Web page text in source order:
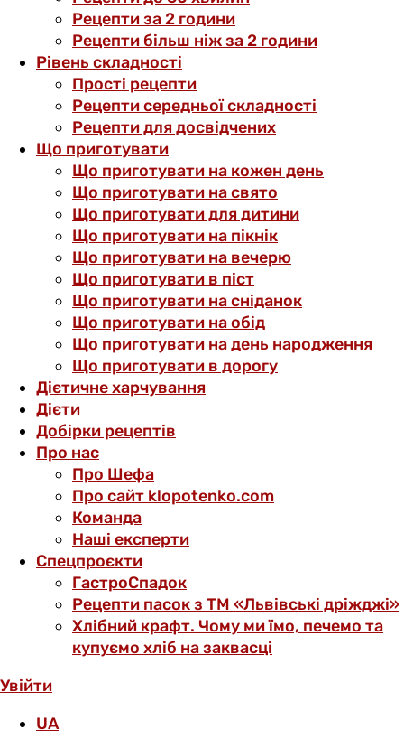
Рецепти за 2 години
Рецепти більш ніж за 2 години
Рівень складності
Прості рецепти
Рецепти середньої складності
Рецепти для досвідчених
Що приготувати
Що приготувати на кожен день
Що приготувати на свято
Що приготувати для дитини
Що приготувати на пікнік
Що приготувати на вечерю
Що приготувати в піст
Що приготувати на сніданок
Що приготувати на обід
Що приготувати на день народження
Що приготувати в дорогу
Дієтичне харчування
Дієти
Добірки рецептів
Про нас
Про Шефа
Про сайт klopotenko.com
Команда
Наші експерти
Спецпроєкти
ГастроСпадок
Рецепти пасок з ТМ «Львівські дріжджі»
Хлібний крафт. Чому ми їмо, печемо та
купуємо хліб на заквасці
Увійти
UA